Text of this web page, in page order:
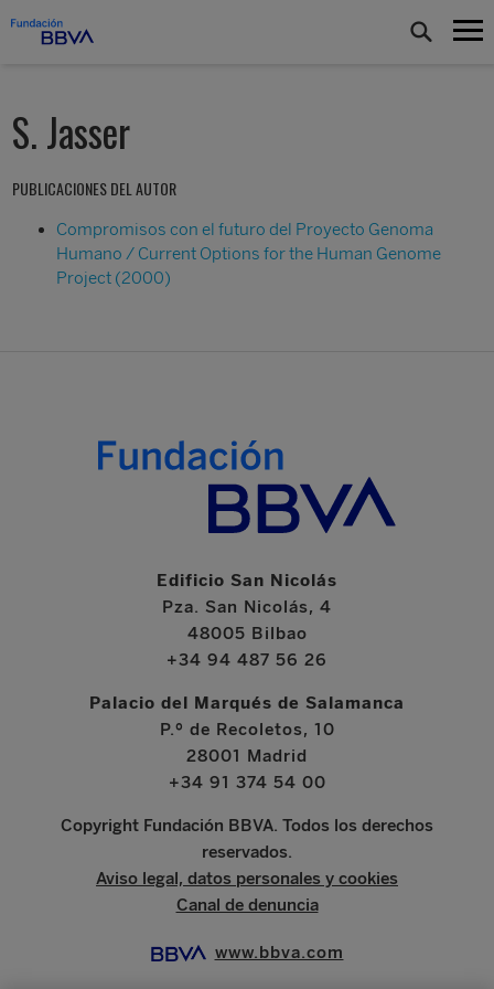
S. Jasser
PUBLICACIONES DEL AUTOR
Compromisos con el futuro del Proyecto Genoma
Humano / Current Options for the Human Genome
Project (2000)
Edificio San Nicolás
Pza. San Nicolás, 4
48005 Bilbao
+34 94 487 56 26
Palacio del Marqués de Salamanca
P.º de Recoletos, 10
28001 Madrid
+34 91 374 54 00
Copyright Fundación BBVA. Todos los derechos
reservados.
Aviso legal, datos personales y cookies
Canal de denuncia
www.bbva.com